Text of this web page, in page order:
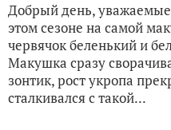
Добрый день,
этом сезоне на самой
червячок беленький и
Макушка сразу
зонтик, рост укропа
сталкивался с такой...